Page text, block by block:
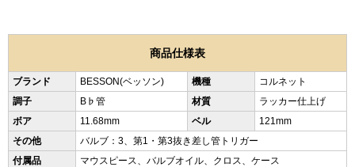
商品仕様表
ブランド BESSON(ベッソン) 機種
コルネット
調子
B♭管 材質
ラッカー仕上げ
ボア
11.68mm ベル
121mm
その他
バルブ：3、第1・第3抜き差し管トリガー
付属品
マウスピース、バルブオイル、クロス、ケース